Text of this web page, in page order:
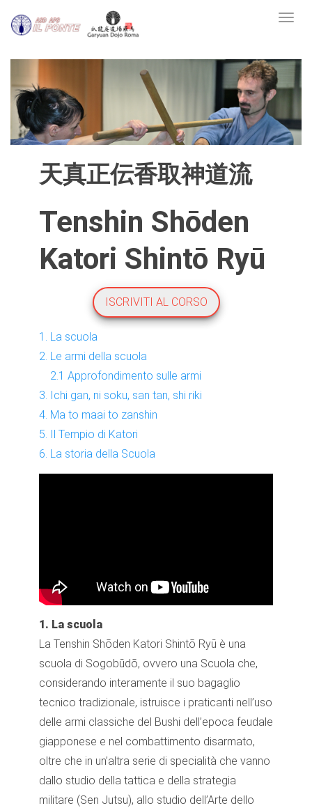
天真正伝香取神道流
Tenshin Shōden
Katori Shintō Ryū
ISCRIVITI AL CORSO
1. La scuola
2. Le armi della scuola
2.1 Approfondimento sulle armi
3. Ichi gan, ni soku, san tan, shi riki
4. Ma to maai to zanshin
5. Il Tempio di Katori
6. La storia della Scuola
1. La scuola
La Tenshin Shōden Katori Shintō Ryū è una
scuola di Sogobūdō, ovvero una Scuola che,
considerando interamente il suo bagaglio
tecnico tradizionale, istruisce i praticanti nell’uso
delle armi classiche del Bushi dell’epoca feudale
giapponese e nel combattimento disarmato,
oltre che in un’altra serie di specialità che vanno
dallo studio della tattica e della strategia
militare (Sen Jutsu), allo studio dell’Arte dello